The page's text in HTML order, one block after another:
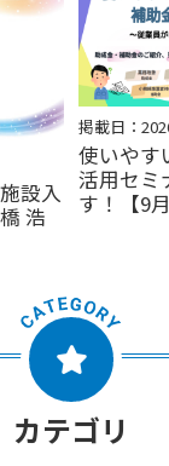
設入
浩
掲載日：
使いやす
活用セミ
す！【9
カテゴリ